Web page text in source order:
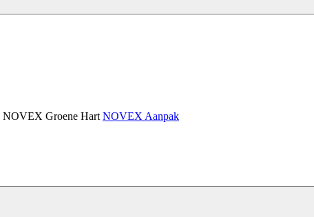
NOVEX Groene Hart NOVEX Aanpak